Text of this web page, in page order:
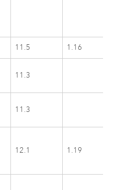
11.5 1.16
11.3
11.3
12.1 1.19